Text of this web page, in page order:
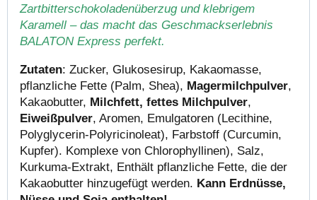
Zartbitterschokoladenüberzug und klebrigem
Karamell – das macht das Geschmackserlebnis
BALATON Express perfekt.
Zutaten: Zucker, Glukosesirup, Kakaomasse,
pflanzliche Fette (Palm, Shea), Magermilchpulver,
Kakaobutter, Milchfett, fettes Milchpulver,
Eiweißpulver, Aromen, Emulgatoren (Lecithine,
Polyglycerin-Polyricinoleat), Farbstoff (Curcumin,
Kupfer). Komplexe von Chlorophyllinen), Salz,
Kurkuma-Extrakt, Enthält pflanzliche Fette, die der
Kakaobutter hinzugefügt werden. Kann Erdnüsse,